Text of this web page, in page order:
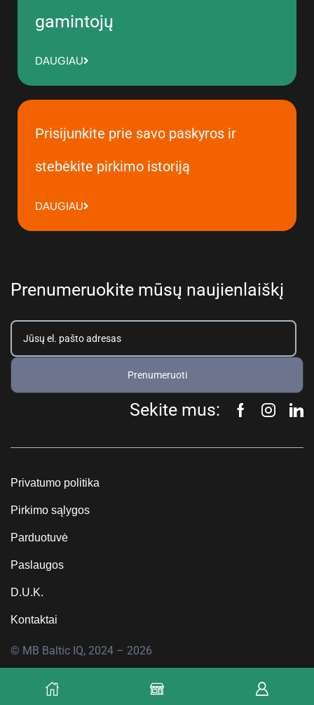
gamintojų
DAUGIAU
Prisijunkite prie savo paskyros ir
stebėkite pirkimo istoriją
DAUGIAU
Prenumeruokite mūsų naujienlaiškį
Prenumeruoti
Sekite mus:
Privatumo politika
Pirkimo sąlygos
Parduotuvė
Paslaugos
D.U.K.
Kontaktai
© MB Baltic IQ, 2024 – 2026